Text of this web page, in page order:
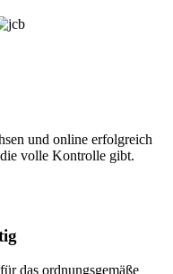
und online erfolgreich
volle Kontrolle gibt.
das ordnungsgemäße